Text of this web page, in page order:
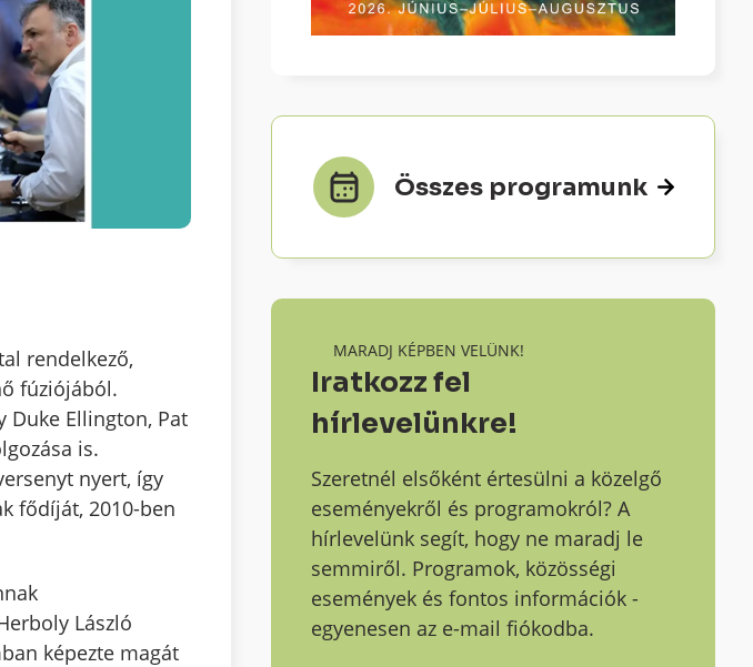
rendelkező,
fúziójából.
Duke Ellington, Pat
is.
nyert, így
fődíját, 2010-ben
László
képezte magát
Összes programunk
MARADJ KÉPBEN VELÜNK!
Iratkozz fel
hírlevelünkre!
Szeretnél elsőként értesülni a közelgő
eseményekről és programokról? A
hírlevelünk segít, hogy ne maradj le
semmiről. Programok, közösségi
események és fontos információk -
egyenesen az e-mail fiókodba.